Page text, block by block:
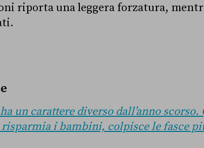
riporta una leggera forzatura,
un carattere diverso dall’anno scorso.
i bambini, colpisce le fasce